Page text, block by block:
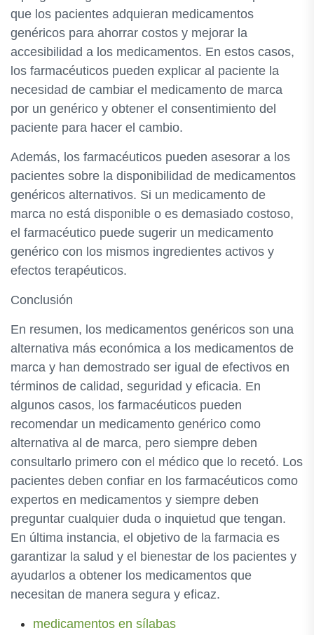
que los pacientes adquieran medicamentos
genéricos para ahorrar costos y mejorar la
accesibilidad a los medicamentos. En estos casos,
los farmacéuticos pueden explicar al paciente la
necesidad de cambiar el medicamento de marca
por un genérico y obtener el consentimiento del
paciente para hacer el cambio.
Además, los farmacéuticos pueden asesorar a los
pacientes sobre la disponibilidad de medicamentos
genéricos alternativos. Si un medicamento de
marca no está disponible o es demasiado costoso,
el farmacéutico puede sugerir un medicamento
genérico con los mismos ingredientes activos y
efectos terapéuticos.
Conclusión
En resumen, los medicamentos genéricos son una
alternativa más económica a los medicamentos de
marca y han demostrado ser igual de efectivos en
términos de calidad, seguridad y eficacia. En
algunos casos, los farmacéuticos pueden
recomendar un medicamento genérico como
alternativa al de marca, pero siempre deben
consultarlo primero con el médico que lo recetó. Los
pacientes deben confiar en los farmacéuticos como
expertos en medicamentos y siempre deben
preguntar cualquier duda o inquietud que tengan.
En última instancia, el objetivo de la farmacia es
garantizar la salud y el bienestar de los pacientes y
ayudarlos a obtener los medicamentos que
necesitan de manera segura y eficaz.
medicamentos en sílabas